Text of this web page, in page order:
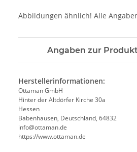
Abbildungen ähnlich! Alle
Angaben zur
Herstellerinformationen:
Ottaman GmbH
Hinter der Altdörfer Kirche 30a
Hessen
Babenhausen, Deutschland, 64832
info@ottaman.de
https://www.ottaman.de